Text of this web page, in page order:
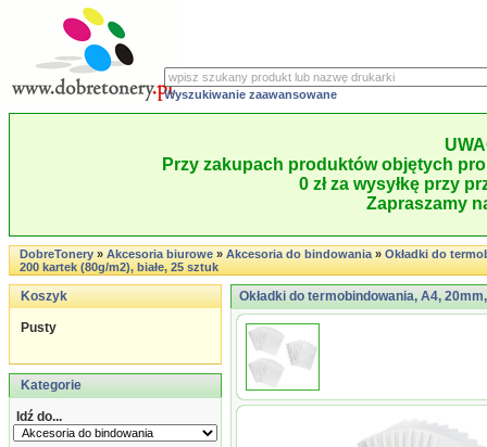
Wyszukiwanie zaawansowane
Przy zakupach produktów objętych
0 zł za wysyłkę przy
Zapraszamy
DobreTonery»Akcesoria biurowe»Akcesoria do bindowania»Okładki do
200 kartek (80g/m2), białe, 25 sztuk
Koszyk
Pusty
Kategorie
Idź do...
Okładki do termobindowania, A4,